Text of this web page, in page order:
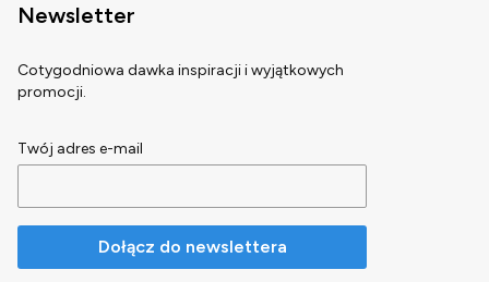
Newsletter
Cotygodniowa dawka inspiracji i wyjątkowych
promocji.
Twój adres e-mail
Dołącz do newslettera